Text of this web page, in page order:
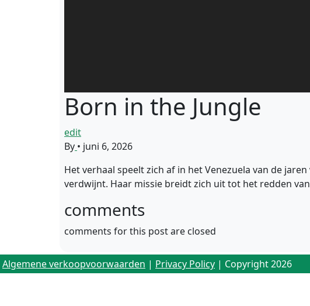
Born in the Jungle
edit
By • juni 6, 2026
Het verhaal speelt zich af in het Venezuela van de
verdwijnt. Haar missie breidt zich uit tot het redden
comments
comments for this post are closed
Algemene verkoopvoorwaarden | Privacy Policy | Copyright 2026